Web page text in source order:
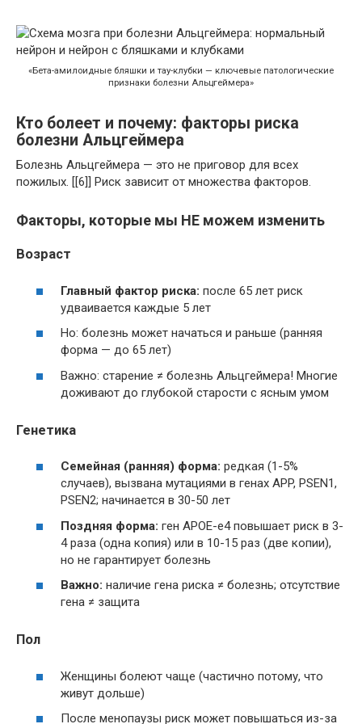
«Бета-амилоидные бляшки и тау-клубки — ключевые патологические
признаки болезни Альцгеймера»
Кто болеет и почему: факторы риска
болезни Альцгеймера
Болезнь Альцгеймера — это не приговор для всех
пожилых. [[6]] Риск зависит от множества факторов.
Факторы, которые мы НЕ можем изменить
Возраст
Главный фактор риска: после 65 лет риск
удваивается каждые 5 лет
Но: болезнь может начаться и раньше (ранняя
форма — до 65 лет)
Важно: старение ≠ болезнь Альцгеймера! Многие
доживают до глубокой старости с ясным умом
Генетика
Семейная (ранняя) форма: редкая (1-5%
случаев), вызвана мутациями в генах APP, PSEN1,
PSEN2; начинается в 30-50 лет
Поздняя форма: ген APOE-e4 повышает риск в 3-
4 раза (одна копия) или в 10-15 раз (две копии),
но не гарантирует болезнь
Важно: наличие гена риска ≠ болезнь; отсутствие
гена ≠ защита
Пол
Женщины болеют чаще (частично потому, что
живут дольше)
После менопаузы риск может повышаться из-за